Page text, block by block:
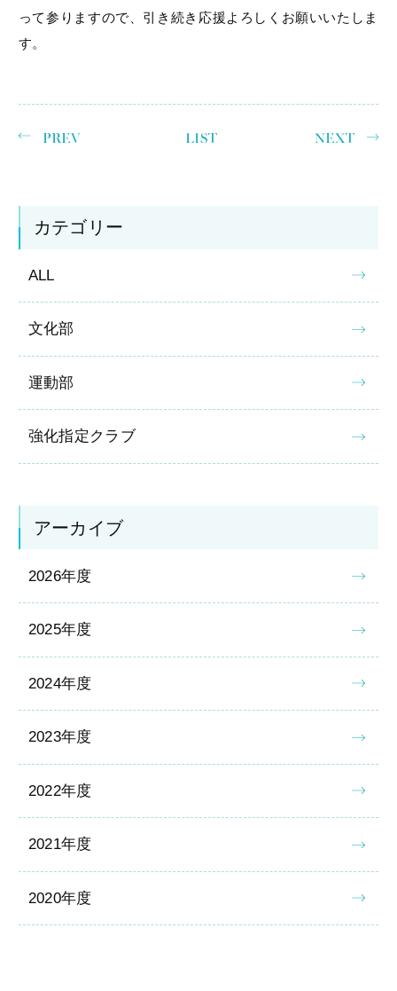
って参りますので、引き続き応援よろしくお願いいたしま
す。
PREV LIST NEXT
カテゴリー
ALL
文化部
運動部
強化指定クラブ
アーカイブ
2026年度
2025年度
2024年度
2023年度
2022年度
2021年度
2020年度